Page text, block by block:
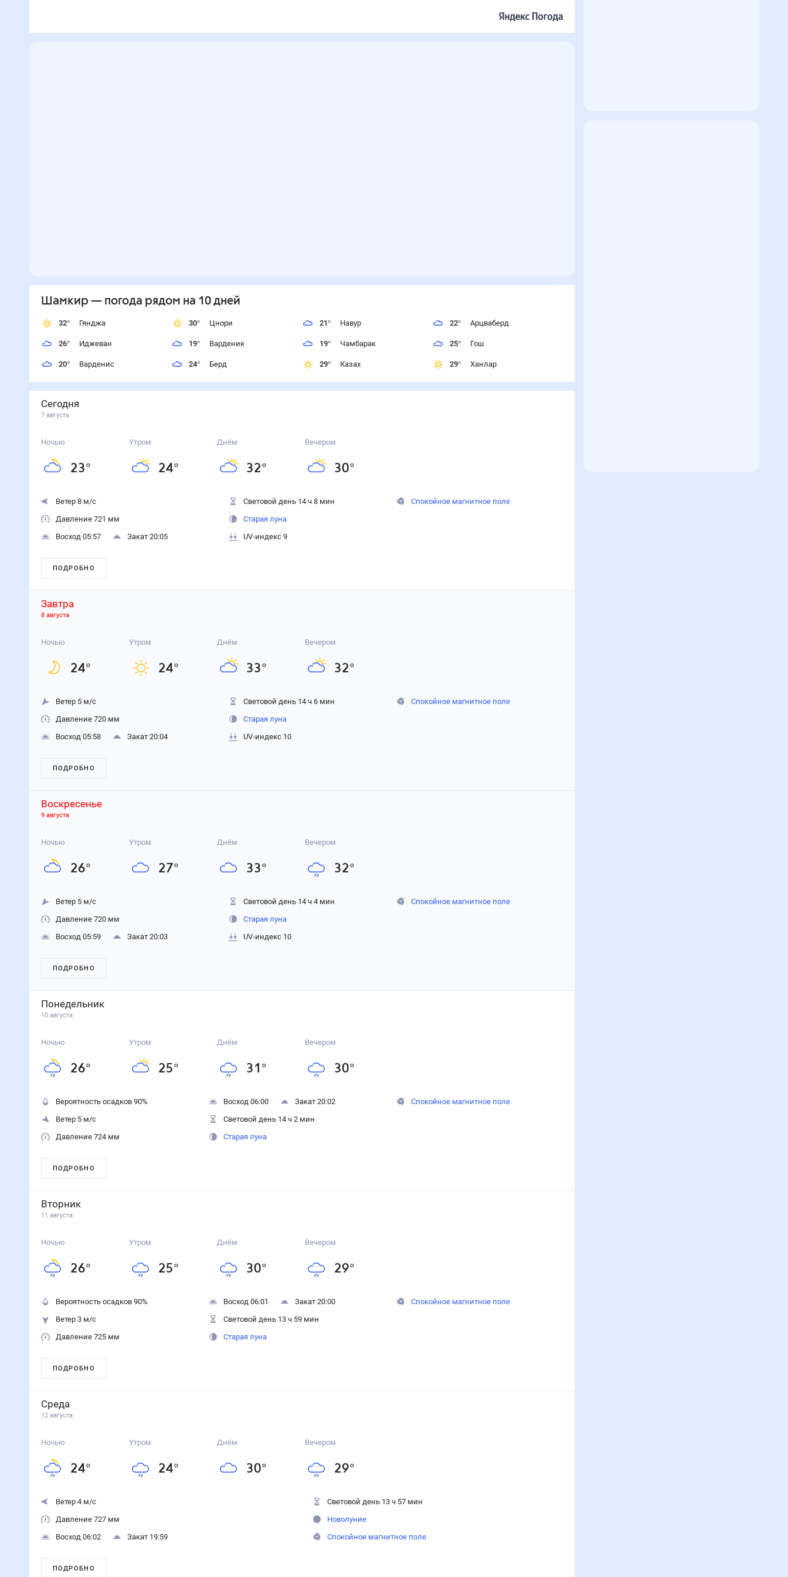
Шамкир — погода рядом на 10 дней
32° Гянджа
26° Иджеван
20° Варденис
30° Цнори
19° Варденик
24° Берд
21° Навур
19° Чамбарак
29° Казах
22° Арцваберд
25° Гош
29° Ханлар
Сегодня
7 августа
Ночью
23°
Утром
24°
Днём
32°
Вечером
30°
Ветер 8 м/с
Давление 721 мм
Восход 05:57
Закат 20:05
Световой день 14 ч 8 мин
Старая луна
UV-индекс 9
Спокойное магнитное поле
ПОДРОБНО
Завтра
8 августа
Ночью
24°
Утром
24°
Днём
33°
Вечером
32°
Ветер 5 м/с
Давление 720 мм
Восход 05:58
Закат 20:04
Световой день 14 ч 6 мин
Старая луна
UV-индекс 10
Спокойное магнитное поле
ПОДРОБНО
Воскресенье
9 августа
Ночью
26°
Утром
27°
Днём
33°
Вечером
32°
Ветер 5 м/с
Давление 720 мм
Восход 05:59
Закат 20:03
Световой день 14 ч 4 мин
Старая луна
UV-индекс 10
Спокойное магнитное поле
ПОДРОБНО
Понедельник
10 августа
Ночью
26°
Утром
25°
Днём
31 °
Вечером
30°
Вероятность осадков 90%
Ветер 5 м/с
Давление 724 мм
Восход 06:00
Закат 20:02
Световой день 14 ч 2 мин
Старая луна
Спокойное магнитное поле
ПОДРОБНО
Вторник
11 августа
Ночью
26°
Утром
25°
Днём
30°
Вечером
29°
Вероятность осадков 90%
Ветер 3 м/с
Давление 725 мм
Восход 06:01
Закат 20:00
Световой день 13 ч 59 мин
Старая луна
Спокойное магнитное поле
ПОДРОБНО
Среда
12 августа
Ночью
24°
Утром
24°
Днём
30°
Вечером
29°
Ветер 4 м/с
Давление 727 мм
Восход 06:02
Закат 19:59
Световой день 13 ч 57 мин
Новолуние
Спокойное магнитное поле
ПОДРОБНО